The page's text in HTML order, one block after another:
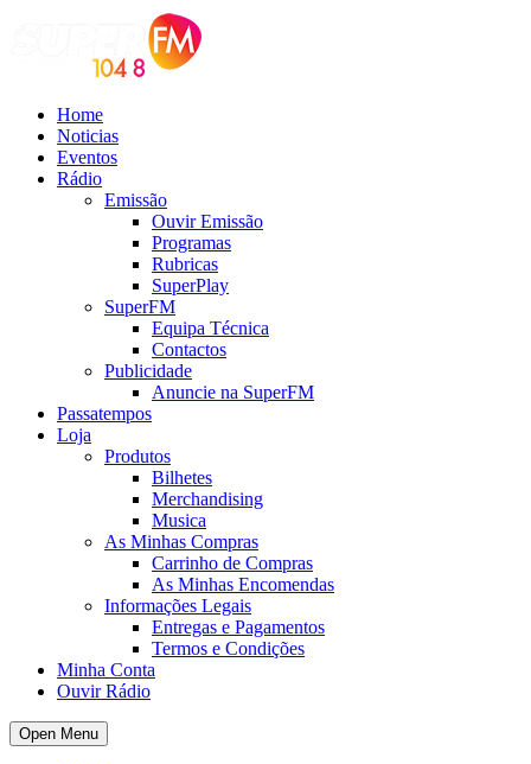
Home
Noticias
Eventos
Rádio
Emissão
Ouvir Emissão
Programas
Rubricas
SuperPlay
SuperFM
Equipa Técnica
Contactos
Publicidade
Anuncie na SuperFM
Passatempos
Loja
Produtos
Bilhetes
Merchandising
Musica
As Minhas Compras
Carrinho de Compras
As Minhas Encomendas
Informações Legais
Entregas e Pagamentos
Termos e Condições
Minha Conta
Ouvir Rádio
Open Menu